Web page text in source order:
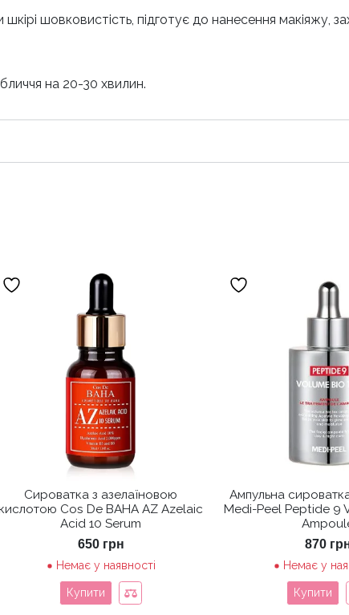
шовковистість, підготує до нанесення макіяжу,
на 20-30 хвилин.
Сироватка з азелаїновою
Cos De BAHA AZ Azelaic
Acid 10 Serum
650 грн
Немає у наявності
Купити
Ампульна
Medi-Peel Peptide 9
870
Немає у
Купити